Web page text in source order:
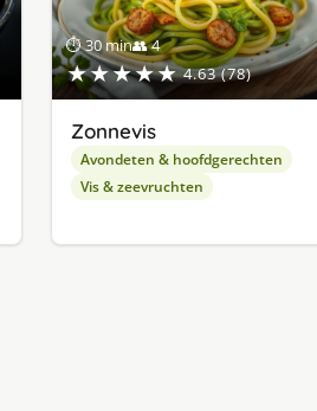
⏱ 30 min👥 4
★★★★★ 4.63 (78)
Zonnevis
Avondeten & hoofdgerechten
Vis & zeevruchten